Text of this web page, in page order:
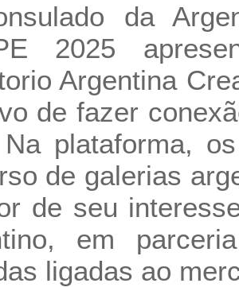
da
2025
Argentina
de fazer
plataforma,
de galerias
de seu
em
ligadas ao